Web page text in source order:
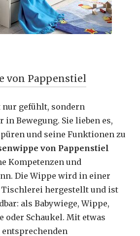
von Pappenstiel
gefühlt, sondern
Bewegung. Sie lieben es,
und seine Funktionen zu
von Pappenstiel
Kompetenzen und
Die Wippe wird in einer
hergestellt und ist
als Babywiege, Wippe,
oder Schaukel. Mit etwas
entsprechenden